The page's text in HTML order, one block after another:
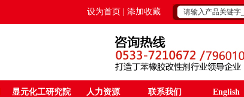
设为首页 | 添加收藏
显元化工研究院 人力资源 联系我们 English